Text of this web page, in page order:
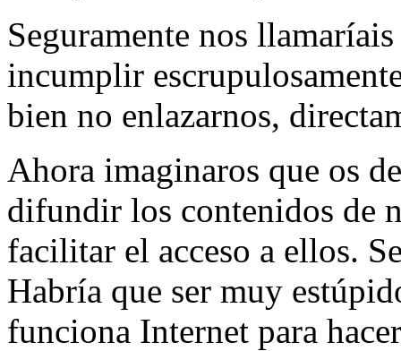
Seguramente nos
incumplir
bien no enlazarnos,
Ahora imaginaros que os
difundir los contenidos de
facilitar el acceso a ellos.
Habría que ser muy
funciona Internet para